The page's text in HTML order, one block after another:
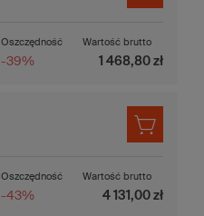
Oszczędność
-39%
Wartość brutto
1 468,80 zł
Oszczędność
-43%
Wartość brutto
4 131,00 zł